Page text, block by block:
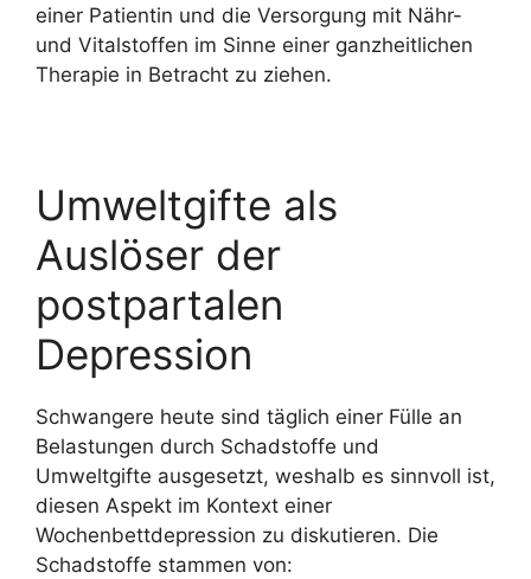
einer Patientin und die Versorgung mit Nähr-
und Vitalstoffen im Sinne einer ganzheitlichen
Therapie in Betracht zu ziehen.
Umweltgifte als
Auslöser der
postpartalen
Depression
Schwangere heute sind täglich einer Fülle an
Belastungen durch Schadstoffe und
Umweltgifte ausgesetzt, weshalb es sinnvoll ist,
diesen Aspekt im Kontext einer
Wochenbettdepression zu diskutieren. Die
Schadstoffe stammen von: